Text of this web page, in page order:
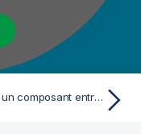
Ajouter un composant entre deux composants reliés